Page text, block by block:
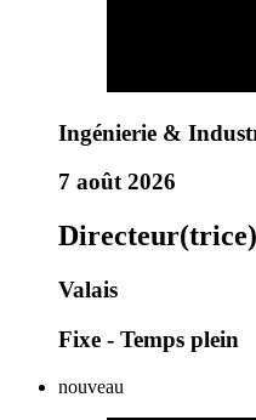
Ingénierie &
7 août 2026
Valais
Fixe - Temps plein
nouveau